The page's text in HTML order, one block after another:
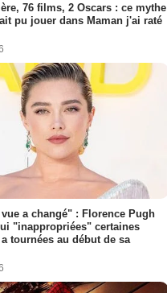
76 films, 2 Oscars : ce mythe
pu jouer dans Maman j'ai raté
a changé" : Florence Pugh
"inappropriées" certaines
tournées au début de sa